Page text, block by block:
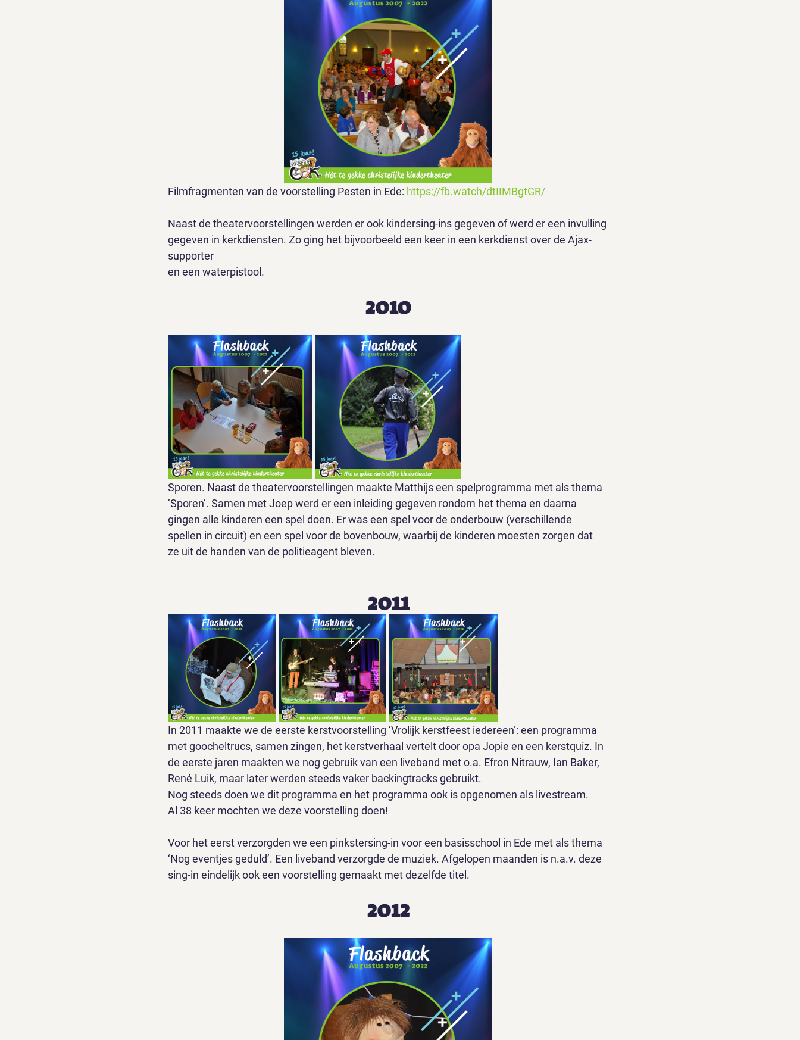
Filmfragmenten van de voorstelling Pesten in Ede: https://fb.watch/dtIIMBgtGR/
Naast de theatervoorstellingen werden er ook kindersing-ins gegeven of werd er een invulling
gegeven in kerkdiensten. Zo ging het bijvoorbeeld een keer in een kerkdienst over de Ajax-
supporter
en een waterpistool.
2010
Sporen. Naast de theatervoorstellingen maakte Matthijs een spelprogramma met als thema
‘Sporen’. Samen met Joep werd er een inleiding gegeven rondom het thema en daarna
gingen alle kinderen een spel doen. Er was een spel voor de onderbouw (verschillende
spellen in circuit) en een spel voor de bovenbouw, waarbij de kinderen moesten zorgen dat
ze uit de handen van de politieagent bleven.
2011
In 2011 maakte we de eerste kerstvoorstelling ‘Vrolijk kerstfeest iedereen’: een programma
met goocheltrucs, samen zingen, het kerstverhaal vertelt door opa Jopie en een kerstquiz. In
de eerste jaren maakten we nog gebruik van een liveband met o.a. Efron Nitrauw, Ian Baker,
René Luik, maar later werden steeds vaker backingtracks gebruikt.
Nog steeds doen we dit programma en het programma ook is opgenomen als livestream.
Al 38 keer mochten we deze voorstelling doen!
Voor het eerst verzorgden we een pinkstersing-in voor een basisschool in Ede met als thema
‘Nog eventjes geduld’. Een liveband verzorgde de muziek. Afgelopen maanden is n.a.v. deze
sing-in eindelijk ook een voorstelling gemaakt met dezelfde titel.
2012